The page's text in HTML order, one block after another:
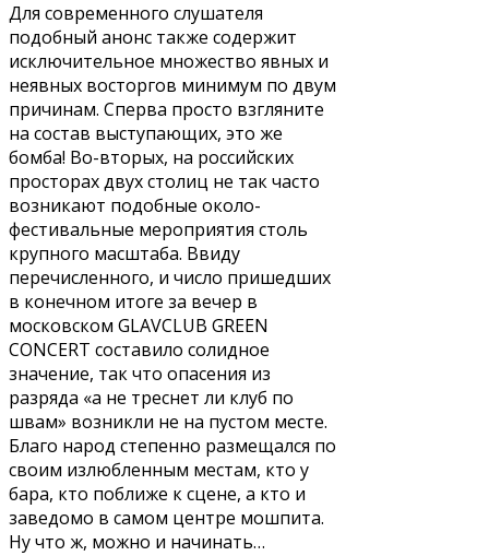
Для современного слушателя
подобный анонс также содержит
исключительное множество явных и
неявных восторгов минимум по двум
причинам. Сперва просто взгляните
на состав выступающих, это же
бомба! Во-вторых, на российских
просторах двух столиц не так часто
возникают подобные около-
фестивальные мероприятия столь
крупного масштаба. Ввиду
перечисленного, и число пришедших
в конечном итоге за вечер в
московском GLAVCLUB GREEN
CONCERT составило солидное
значение, так что опасения из
разряда «а не треснет ли клуб по
швам» возникли не на пустом месте.
Благо народ степенно размещался по
своим излюбленным местам, кто у
бара, кто поближе к сцене, а кто и
заведомо в самом центре мошпита.
Ну что ж, можно и начинать…